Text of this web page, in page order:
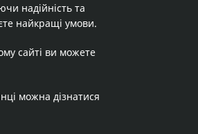
надійність та
найкращі умови.
сайті ви можете
можна дізнатися